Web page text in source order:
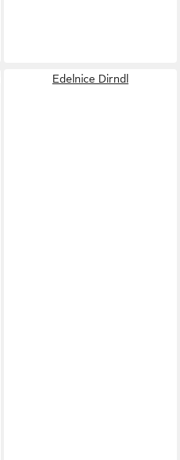
Edelnice Dirndl